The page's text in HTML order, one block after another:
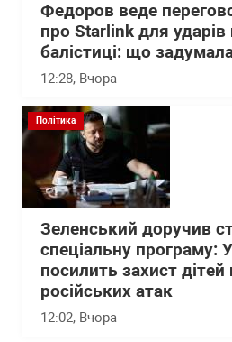
Федоров веде
про Starlink для ударів
балістиці: що
12:28, Вчора
Політика
Зеленський доручив
спеціальну програму:
посилить захист дітей
російських атак
12:02, Вчора